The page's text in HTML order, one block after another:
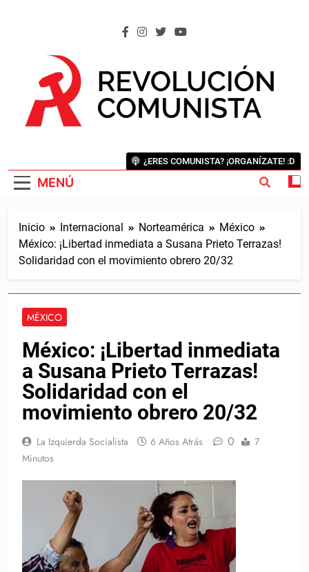
MENÚ
¿ERES COMUNISTA? ¡ORGANÍZATE! :D
Inicio Internacional Norteamérica
México
México: ¡Libertad inmediata a Susana Prieto Terrazas!
Solidaridad con el movimiento obrero 20/32
MÉXICO
México: ¡Libertad inmediata
a Susana Prieto Terrazas!
Solidaridad con el
movimiento obrero 20/32
La Izquierda Socialista 6 Años Atrás 0
7
Minutos